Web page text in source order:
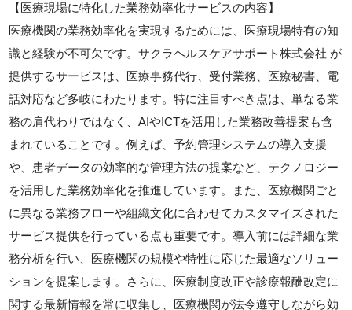
【医療現場に特化した業務効率化サービスの内容】
医療機関の業務効率化を実現するためには、医療現場特有の知
識と経験が不可欠です。サクラヘルスケアサポート株式会社 が
提供するサービスは、医療事務代行、受付業務、医療秘書、電
話対応など多岐にわたります。特に注目すべき点は、単なる業
務の肩代わりではなく、AIやICTを活用した業務改善提案も含
まれていることです。例えば、予約管理システムの導入支援
や、患者データの効率的な管理方法の提案など、テクノロジー
を活用した業務効率化を推進しています。また、医療機関ごと
に異なる業務フローや組織文化に合わせてカスタマイズされた
サービス提供を行っている点も重要です。導入前には詳細な業
務分析を行い、医療機関の規模や特性に応じた最適なソリュー
ションを提案します。さらに、医療制度改正や診療報酬改定に
関する最新情報を常に収集し、医療機関が法令遵守しながら効